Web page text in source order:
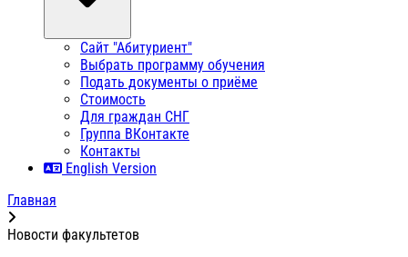
Сайт "Абитуриент"
Выбрать программу обучения
Подать документы о приёме
Стоимость
Для граждан СНГ
Группа ВКонтакте
Контакты
English Version
Главная
Новости факультетов